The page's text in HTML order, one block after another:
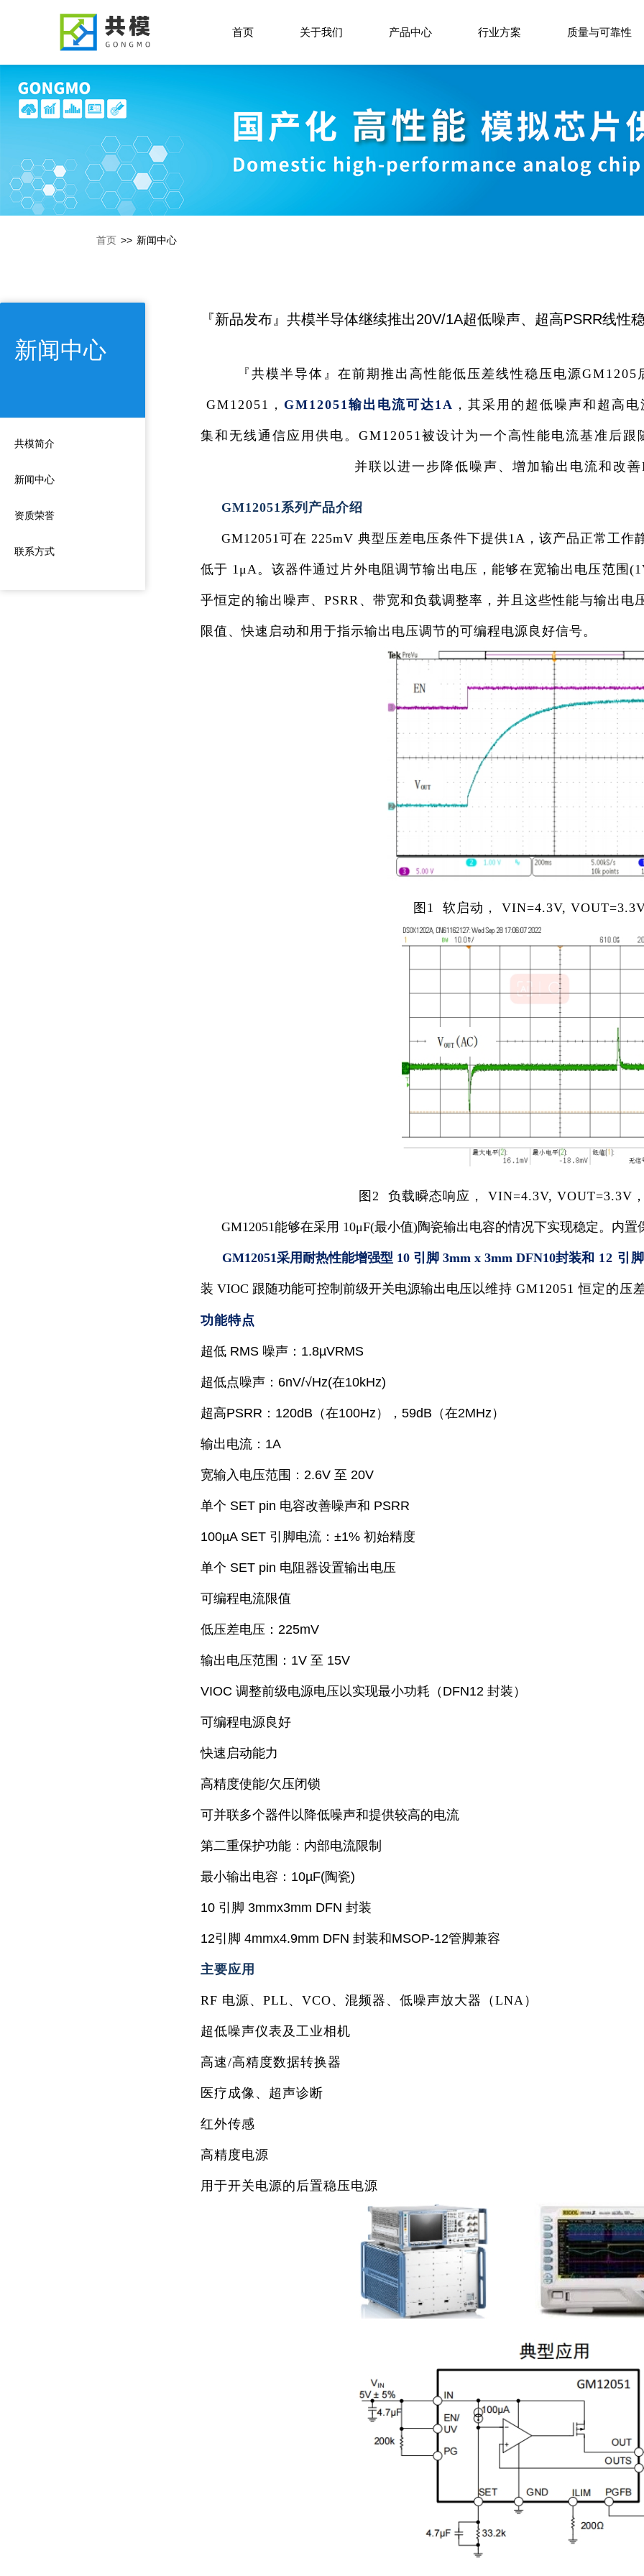
首页 关于我们 产品中心 行业方案 质量与可靠性
首页 >> 新闻中心
新闻中心
共模简介
新闻中心
资质荣誉
联系方式
『新品发布』共模半导体继续推出20V/1A超低噪声、超高PSRR线性
『共模半导体』在前期推出高性能低压差线性稳压电源
GM12051， GM12051输出电流可达1A ，其采用的超低噪声和超高
集和无线通信应用供电。GM12051被设计为一个高性能电流基准后
并联以进一步降低噪声、增加输出电流和改善
GM12051系列产品介绍
GM12051可在 225mV 典型压差电压条件下提供1A，该产品正常工作
低于 1μA。该器件通过片外电阻调节输出电压，能够在宽输出电压范围
乎恒定的输出噪声、PSRR、带宽和负载调整率，并且这些性能与输出
限值、快速启动和用于指示输出电压调节的可编程电源良好信号。
图1 软启动， VIN=4.3V,
图2 负载瞬态响应， VIN=4.3V, VOUT=3.3V
GM12051能够在采用 10μF(最小值)陶瓷输出电容的情况下实现稳定。内置
GM12051采用耐热性能增强型 10 引脚 3mm x 3mm DFN10封装和 12 引
装 VIOC 跟随功能可控制前级开关电源输出电压以维持 GM12051 恒定的压
功能特点
超低 RMS 噪声：1.8µVRMS
超低点噪声：6nV/√Hz(在10kHz)
超高PSRR：120dB（在100Hz），59dB（在2MHz）
输出电流：1A
宽输入电压范围：2.6V 至 20V
单个 SET pin 电容改善噪声和 PSRR
100µA SET 引脚电流：±1% 初始精度
单个 SET pin 电阻器设置输出电压
可编程电流限值
低压差电压：225mV
输出电压范围：1V 至 15V
VIOC 调整前级电源电压以实现最小功耗（DFN12 封装）
可编程电源良好
快速启动能力
高精度使能/欠压闭锁
可并联多个器件以降低噪声和提供较高的电流
第二重保护功能：内部电流限制
最小输出电容：10µF(陶瓷)
10 引脚 3mmx3mm DFN 封装
12引脚 4mmx4.9mm DFN 封装和MSOP-12管脚兼容
主要应用
RF 电源、PLL、VCO、混频器、低噪声放大器（LNA）
超低噪声仪表及工业相机
高速/高精度数据转换器
医疗成像、超声诊断
红外传感
高精度电源
用于开关电源的后置稳压电源